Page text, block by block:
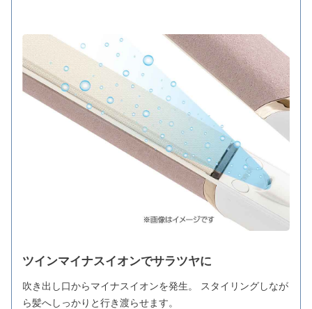
ツインマイナスイオンでサラツヤに
吹き出し口からマイナスイオンを発生。 スタイリングしなが
ら髪へしっかりと行き渡らせます。